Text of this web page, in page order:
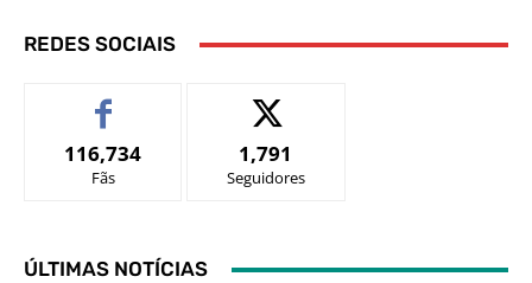
REDES SOCIAIS
116,734
Fãs
1,791
Seguidores
ÚLTIMAS NOTÍCIAS